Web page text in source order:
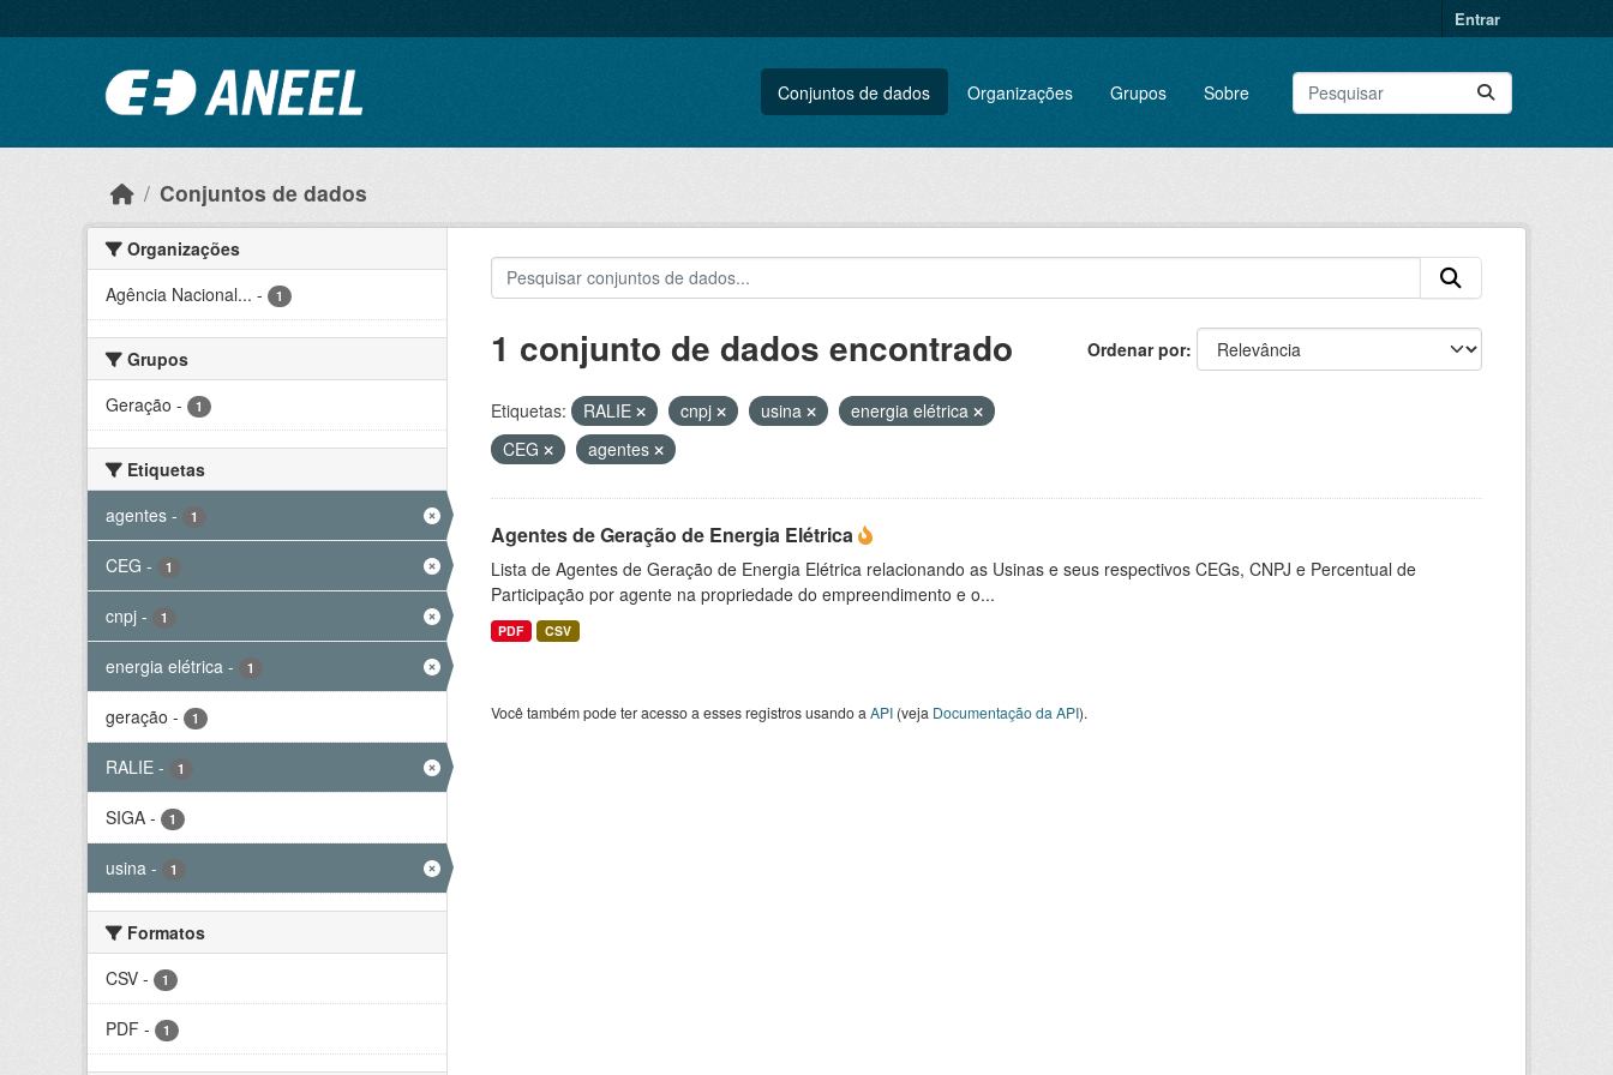
Entrar
Conjuntos de dados Organizações Grupos Sobre
Conjuntos de dados
Organizações
Agência Nacional... - 1
Grupos
Geração - 1
Etiquetas
agentes - 1
CEG - 1
cnpj - 1
energia elétrica - 1
geração - 1
RALIE - 1
SIGA - 1
usina - 1
Formatos
CSV - 1
PDF - 1
Ordenar por
1 conjunto de dados encontrado
Etiquetas: RALIE cnpj usina
energia elétrica
CEG
agentes
Agentes de Geração de Energia Elétrica
Lista de Agentes de Geração de Energia Elétrica relacionando as Usinas e seus respectivos CEGs, CNPJ e Percentual de
Participação por agente na propriedade do empreendimento e o...
PDF CSV
Você também pode ter acesso a esses registros usando a API(veja Documentação da API).